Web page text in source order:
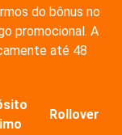
do bônus no
promocional. A
até 48
Rollover